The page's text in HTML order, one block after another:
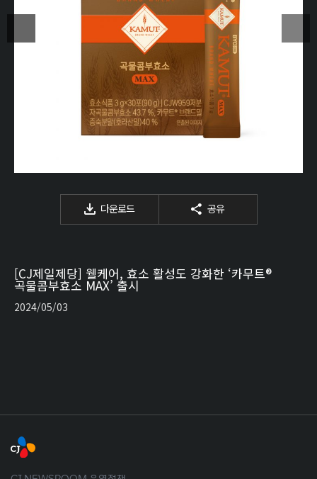
다운로드 공유
[CJ제일제당] 웰케어, 효소 활성도 강화한 ‘카무트®
곡물콤부효소 MAX’ 출시
2024/05/03